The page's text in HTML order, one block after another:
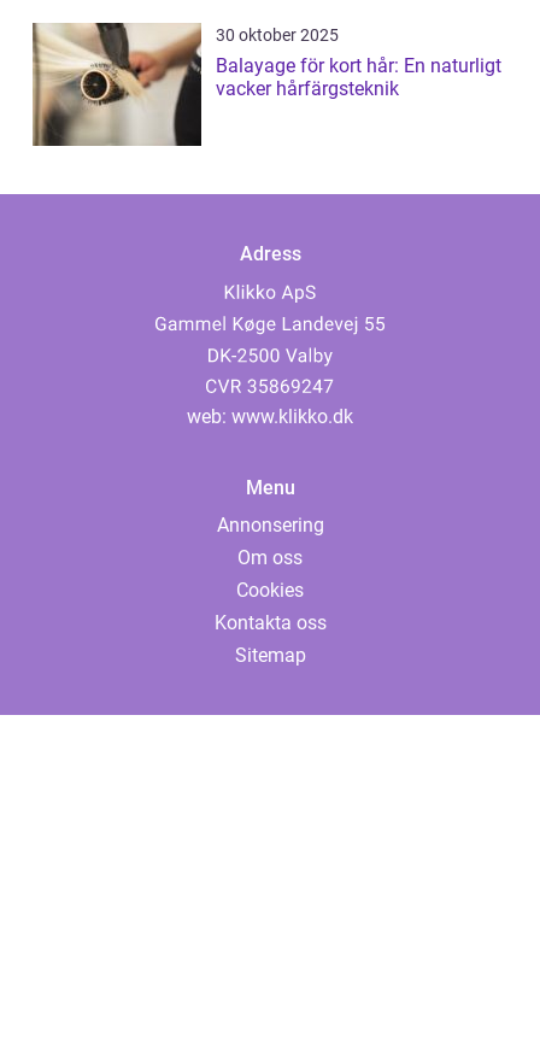
30 oktober 2025
Balayage för kort hår: En naturligt
vacker hårfärgsteknik
Adress
web: www.klikko.dk
Menu
Annonsering
Om oss
Cookies
Kontakta oss
Sitemap